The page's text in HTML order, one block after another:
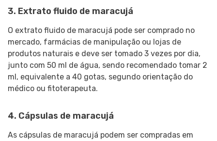
3. Extrato fluido de maracujá
O extrato fluido de maracujá pode ser comprado no
mercado, farmácias de manipulação ou lojas de
produtos naturais e deve ser tomado 3 vezes por dia,
junto com 50 ml de água, sendo recomendado tomar 2
ml, equivalente a 40 gotas, segundo orientação do
médico ou fitoterapeuta.
4. Cápsulas de maracujá
As cápsulas de maracujá podem ser compradas em